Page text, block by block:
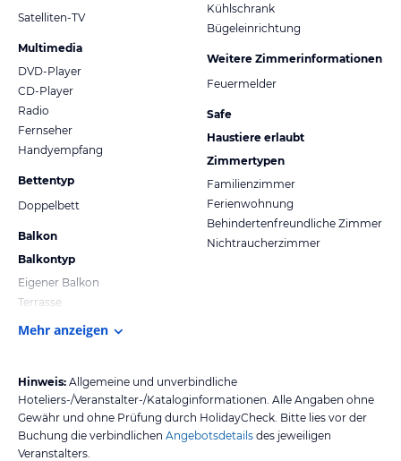
Satelliten-TV
Multimedia
DVD-Player
CD-Player
Radio
Fernseher
Handyempfang
Bettentyp
Doppelbett
Balkon
Balkontyp
Eigener Balkon
Terrasse
Kühlschrank
Bügeleinrichtung
Weitere Zimmerinformationen
Feuermelder
Safe
Haustiere erlaubt
Zimmertypen
Familienzimmer
Ferienwohnung
Behindertenfreundliche Zimmer
Nichtraucherzimmer
Mehr anzeigen
Hinweis: Allgemeine und unverbindliche
Hoteliers-/Veranstalter-/Kataloginformationen. Alle Angaben ohne
Gewähr und ohne Prüfung durch HolidayCheck. Bitte lies vor der
Buchung die verbindlichen Angebotsdetails des jeweiligen
Veranstalters.